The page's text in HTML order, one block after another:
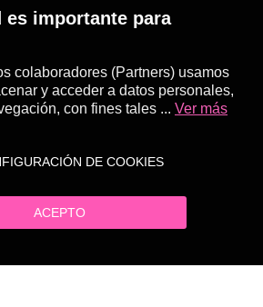
es importante para
colaboradores (Partners) usamos
y acceder a datos personales,
con fines tales ... Ver más
DE COOKIES
ACEPTO